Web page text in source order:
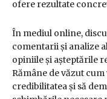
ofere rezultate
În mediul online,
comentarii și analize
opiniile și așteptările
Rămâne de văzut
credibilitatea și să